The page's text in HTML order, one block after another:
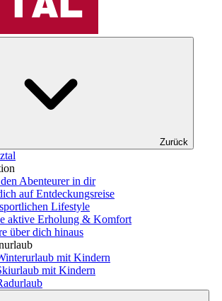
Zurück
Abenteurer in dir
auf Entdeckungsreise
Lifestyle
aktive Erholung & Komfort
über dich hinaus
mit Kindern
mit Kindern